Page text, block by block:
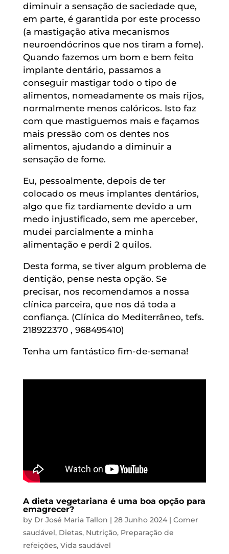
diminuir a sensação de saciedade que,
em parte, é garantida por este processo
(a mastigação ativa mecanismos
neuroendócrinos que nos tiram a fome).
Quando fazemos um bom e bem feito
implante dentário, passamos a
conseguir mastigar todo o tipo de
alimentos, nomeadamente os mais rijos,
normalmente menos calóricos. Isto faz
com que mastiguemos mais e façamos
mais pressão com os dentes nos
alimentos, ajudando a diminuir a
sensação de fome.
Eu, pessoalmente, depois de ter
colocado os meus implantes dentários,
algo que fiz tardiamente devido a um
medo injustificado, sem me aperceber,
mudei parcialmente a minha
alimentação e perdi 2 quilos.
Desta forma, se tiver algum problema de
dentição, pense nesta opção. Se
precisar, nos recomendamos a nossa
clínica parceira, que nos dá toda a
confiança. (Clínica do Mediterrâneo, tefs.
218922370 , 968495410)
Tenha um fantástico fim-de-semana!
A dieta vegetariana é uma boa opção para
emagrecer?
by Dr José Maria Tallon | 28 Junho 2024| Comer
saudável, Dietas, Nutrição, Preparação de
refeições, Vida saudável